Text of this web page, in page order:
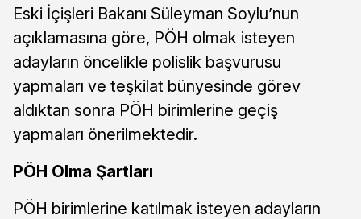
Eski İçişleri Bakanı Süleyman Soylu’nun
açıklamasına göre, PÖH olmak isteyen
adayların öncelikle polislik başvurusu
yapmaları ve teşkilat bünyesinde görev
aldıktan sonra PÖH birimlerine geçiş
yapmaları önerilmektedir.
PÖH Olma Şartları
PÖH birimlerine katılmak isteyen adayların